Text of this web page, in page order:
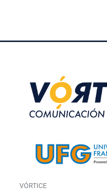
VÓRTICE